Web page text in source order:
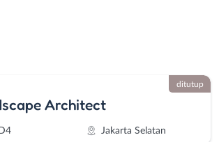
Architect
Jakarta Selatan
ditutup